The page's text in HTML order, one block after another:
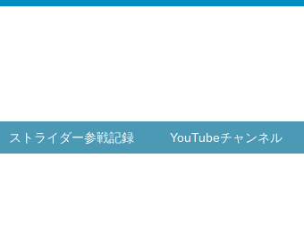
ストライダー参戦記録 YouTubeチャンネル